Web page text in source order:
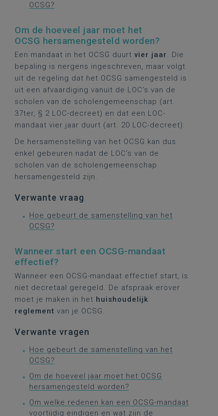
OCSG?
Om de hoeveel jaar moet het
OCSG hersamengesteld worden?
Een mandaat in het OCSG duurt vier jaar. Die
bepaling is nergens ingeschreven, maar volgt
uit de regeling dat het OCSG samengesteld is
uit een afvaardiging vanuit de LOC’s van de
scholen van de scholengemeenschap (art.
37ter, § 2 LOC-decreet) en dat een LOC-
mandaat vier jaar duurt (art. 20 LOC-decreet).
De hersamenstelling van het OCSG kan dus
enkel gebeuren nadat de LOC’s van de
scholen van de scholengemeenschap
hersamengesteld zijn.
Verwante vraag
Hoe gebeurt de samenstelling van het
OCSG?
Wanneer start een OCSG-mandaat
effectief?
Wanneer een OCSG-mandaat effectief start, is
niet decretaal geregeld. De afspraak erover
moet je maken in het huishoudelijk
reglement van je OCSG.
Verwante vragen
Hoe gebeurt de samenstelling van het
OCSG?
Om de hoeveel jaar moet het OCSG
hersamengesteld worden?
Om welke redenen kan een OCSG-mandaat
voortijdig eindigen en wat zijn de